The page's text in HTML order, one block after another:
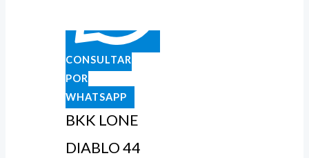
CONSULTAR
POR
WHATSAPP
BKK LONE
DIABLO 44